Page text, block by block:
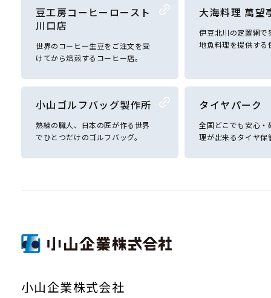
豆工房コーヒーロースト
川口店
世界のコーヒー生豆をご注文を受
けてから焙煎するコーヒー店。
大海料理 萬望
伊豆北川の定置網で
地魚料理を提供する
小山ゴルフバッグ製作所
熟練の職人、日本の匠が作る世界
でひとつだけのゴルフバッグ。
タイヤパーク
全国どこでも安心・
理が出来るタイヤ保
小山企業株式会社